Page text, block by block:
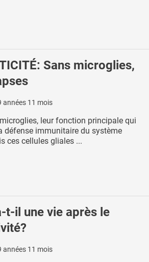
Sans microglies,
années 11 mois
leur fonction principale qui
défense immunitaire du système
ces cellules gliales ...
t-il une vie après le
années 11 mois